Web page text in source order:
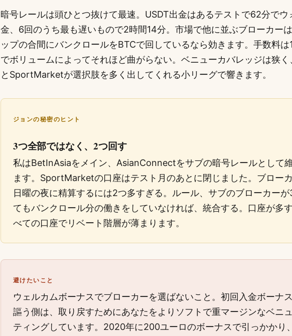
暗号レールは頭ひとつ抜けて最速。USDT出金はあるテストで62分でウ
金、6回のうち最も遅いもので2時間14分。市場で他に並ぶブローカー
ップの合間にバンクロールをBTCで回しているなら効きます。手数料は
でボリュームによってそれほど曲がらない。ベニューカバレッジは狭
とSportMarketが選択肢を多く出してくれる小リーグで響きます。
ジョンの秘密のヒント
3つ全部ではなく、2つ回す
私はBetInAsiaをメイン、AsianConnectをサブの暗号レールとして
ます。SportMarketの口座はテスト月のあとに閉じました。ブロー
日曜の夜に精算するには2つ多すぎる。ルール、サブのブローカーが
てもバンクロール分の働きをしていなければ、統合する。口座が多
べての口座でリベート階層が薄まります。
避けたいこと
ウェルカムボーナスでブローカーを選ばないこと。初回入金ボーナ
謳う側は、取り戻すためにあなたをよりソフトで重マージンなベニ
ティングしています。2020年に200ユーロのボーナスで引っかかり